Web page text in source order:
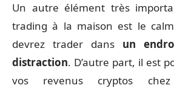
Un autre élément très
trading à la maison est le
devrez trader dans un
distraction. D’autre part, il est
vos revenus cryptos